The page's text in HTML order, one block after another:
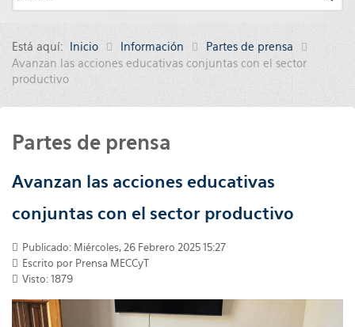
Está aquí: Inicio Información
Partes de prensa
Avanzan las acciones educativas conjuntas con el sector
productivo
Partes de prensa
Avanzan las acciones educativas
conjuntas con el sector productivo
Publicado: Miércoles, 26 Febrero 2025 15:27
Escrito por Prensa MECCyT
Visto: 1879